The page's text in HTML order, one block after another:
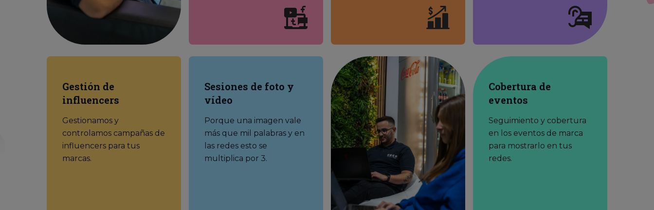
Gestión de
influencers
Gestionamos y
controlamos campañas de
influencers para tus
marcas.
Sesiones de foto y
vídeo
Porque una imagen vale
más que mil palabras y en
las redes esto se
multiplica por 3.
Cobertura de
eventos
Seguimiento y cobertura
en los eventos de marca
para mostrarlo en tus
redes.